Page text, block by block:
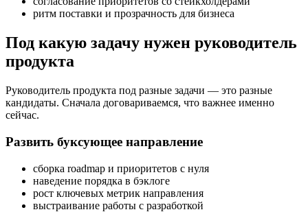
ритм поставки и прозрачность для бизнеса
Под какую задачу нужен руководитель
продукта
Руководитель продукта под разные задачи — это разные
кандидаты. Сначала договариваемся, что важнее именно
сейчас.
Развить буксующее направление
сборка roadmap и приоритетов с нуля
наведение порядка в бэклоге
рост ключевых метрик направления
выстраивание работы с разработкой